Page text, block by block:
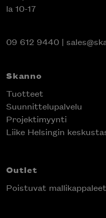
la 10-17
09 612 9440 |
Skanno
Tuotteet
Suunnittelupalvelu
Projektimyynti
Liike Helsingin
Outlet
Poistuvat mallikappaleet